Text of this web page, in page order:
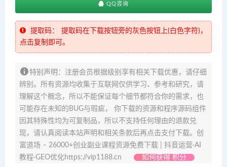
QQ咨询
提取码：
提取码在下载按钮旁的灰色按钮上(白色字符)，
点击复制即可。
特别声明：注册会员根据级别享有相关下载优惠，请仔细
辨别。所有资源均收集于互联网仅供学习、参考和研究，请
理解这个概念，所以不能保证每个细节都符合你的需求，也
可能存在未知的BUG与瑕疵， 你下载的资源和程序源码组件
因其特殊性均为可复制品，所以不支持任何理由的退款兑
现，请认真阅读本站声明和相关条款后再点击支付下载。创
富道场 – 26000+创业副业课程资源免费下载 | 抖音运营·AI
教程·GEO优化https://vip1188.cn
如何获得 积分